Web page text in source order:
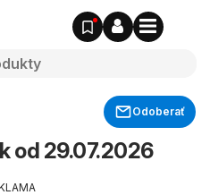
Odoberať
od 29.07.2026